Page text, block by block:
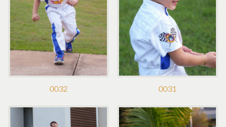
0032 0031